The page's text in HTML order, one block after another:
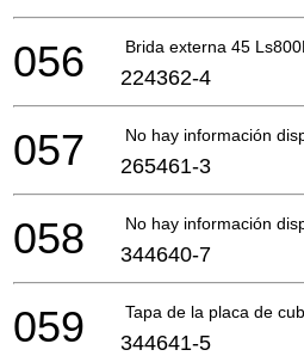
Brida externa 45
056 224362-4
No hay información
057 265461-3
No hay información
058 344640-7
Tapa de la placa de
059 344641-5